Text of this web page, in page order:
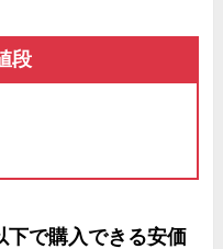
段
下で購入できる安価